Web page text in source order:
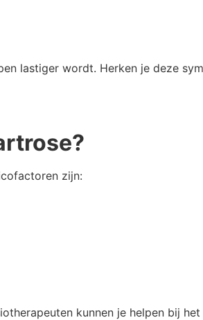
lastiger wordt. Herken je deze
zijn:
kunnen je helpen bij